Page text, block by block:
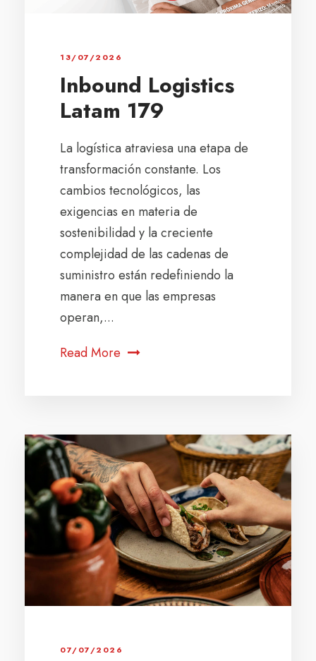
13/07/2026
Inbound Logistics
Latam 179
La logística atraviesa una etapa de
transformación constante. Los
cambios tecnológicos, las
exigencias en materia de
sostenibilidad y la creciente
complejidad de las cadenas de
suministro están redefiniendo la
manera en que las empresas
operan,...
Read More
07/07/2026